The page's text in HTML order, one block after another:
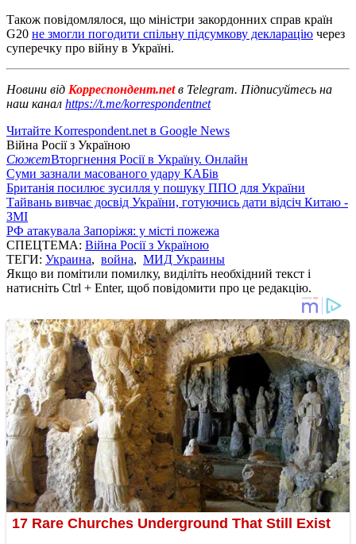
Також повідомлялося, що міністри закордонних справ країн
G20 не змогли погодити спільну підсумкову декларацію через
суперечку про війну в Україні.
Новини від Корреспондент.netв Telegram. Підписуйтесь на
наш канал https://t.me/korrespondentnet
Читайте Korrespondent.net в Google News
Війна Росії з Україною
СюжетВторгнення Росії в Україну. Онлайн
Суми зазнали масованого удару КАБів
Британія посилює зусилля у пошуку ППО для України
Тайвань вивчає досвід України, готуючись дати відсіч Китаю -
ЗМІ
РФ атакувала Запоріжя: у місті пожежа
СПЕЦТЕМА: Війна Росії з Україною
ТЕГИ: Украина, война, МИД Украины
Якщо ви помітили помилку, виділіть необхідний текст і
натисніть Ctrl + Enter, щоб повідомити про це редакцію.